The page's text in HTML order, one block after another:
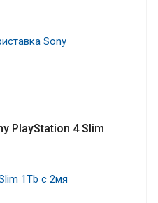
PlayStation 4 Slim